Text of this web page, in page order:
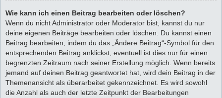
Wie kann ich einen Beitrag bearbeiten oder löschen?
Wenn du nicht Administrator oder Moderator bist, kannst du nur
deine eigenen Beiträge bearbeiten oder löschen. Du kannst einen
Beitrag bearbeiten, indem du das „Ändere Beitrag“-Symbol für den
entsprechenden Beitrag anklickst; eventuell ist dies nur für einen
begrenzten Zeitraum nach seiner Erstellung möglich. Wenn bereits
jemand auf deinen Beitrag geantwortet hat, wird dein Beitrag in der
Themenansicht als überarbeitet gekennzeichnet. Es wird sowohl
die Anzahl als auch der letzte Zeitpunkt der Bearbeitungen